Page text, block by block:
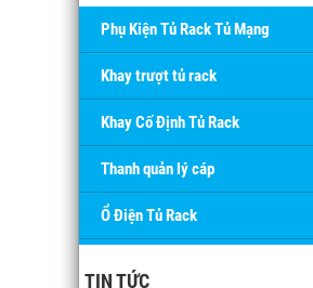
Phụ Kiện Tủ Rack Tủ Mạng
Khay trượt tủ rack
Khay Cố Định Tủ Rack
Thanh quản lý cáp
Ổ Điện Tủ Rack
TIN TỨC